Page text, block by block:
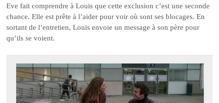
Eve fait comprendre à Louis que cette exclusion c’est une seconde
chance. Elle est prête à l’aider pour voir où sont ses blocages. En
sortant de l’entretien, Louis envoie un message à son père pour
qu’ils se voient.